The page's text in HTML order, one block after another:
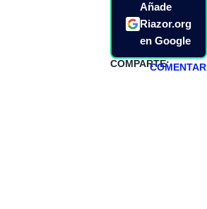
Añade
Riazor.org
en Google
COMPARTE:COMENTAR